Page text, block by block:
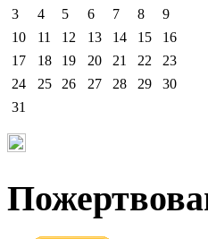
3
4 5 6 7 8
9
10
11 12 13 14 15
16
17
18 19 20 21 22
23
24
25 26 27 28 29
30
31